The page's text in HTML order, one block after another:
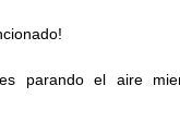
parando el aire